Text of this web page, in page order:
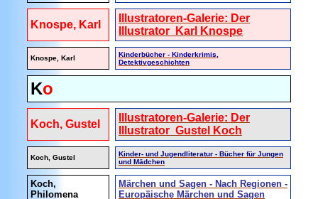
Knospe, Karl
Illustratoren-Galerie: Der
Illustrator Karl Knospe
Knospe, Karl
Kinderbücher - Kinderkrimis,
Detektivgeschichten
Ko
Koch, Gustel
Illustratoren-Galerie: Der
Illustrator Gustel Koch
Koch, Gustel
Kinder- und Jugendliteratur - Bücher für Jungen
und Mädchen
Koch,
Philomena
Märchen und Sagen - Nach Regionen -
Europäische Märchen und Sagen